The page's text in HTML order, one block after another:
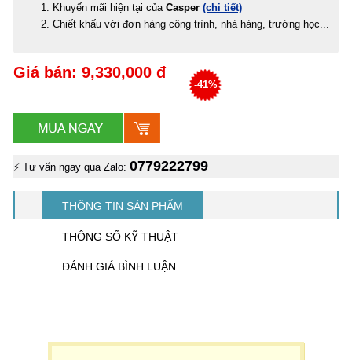
Khuyến mãi hiện tại của Casper (chi tiết)
Chiết khấu với đơn hàng công trình, nhà hàng, trường học...
Giá bán: 9,330,000 đ
-41%
⚡ Tư vấn ngay qua Zalo: 0779222799
THÔNG TIN SẢN PHẨM
THÔNG SỐ KỸ THUẬT
ĐÁNH GIÁ BÌNH LUẬN